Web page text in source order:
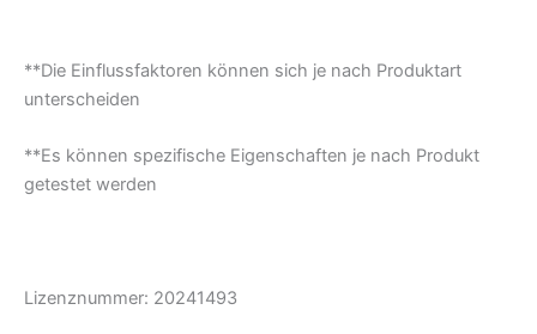
**Die Einflussfaktoren können sich je nach Produktart
unterscheiden
**Es können spezifische Eigenschaften je nach Produkt
getestet werden
Lizenznummer: 20241493